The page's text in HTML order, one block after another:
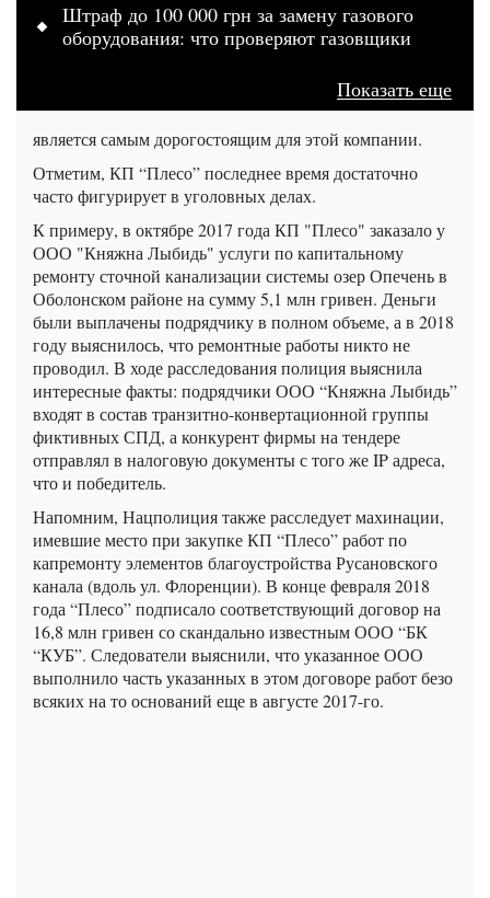
Штраф до 100 000 грн за замену газового
оборудования: что проверяют газовщики
Показать еще
является самым дорогостоящим для этой компании.
Отметим, КП “Плесо” последнее время достаточно
часто фигурирует в уголовных делах.
К примеру, в октябре 2017 года КП "Плесо" заказало у
ООО "Княжна Лыбидь" услуги по капитальному
ремонту сточной канализации системы озер Опечень в
Оболонском районе на сумму 5,1 млн гривен. Деньги
были выплачены подрядчику в полном объеме, а в 2018
году выяснилось, что ремонтные работы никто не
проводил. В ходе расследования полиция выяснила
интересные факты: подрядчики ООО “Княжна Лыбидь”
входят в состав транзитно-конвертационной группы
фиктивных СПД, а конкурент фирмы на тендере
отправлял в налоговую документы с того же IP адреса,
что и победитель.
Напомним, Нацполиция также расследует махинации,
имевшие место при закупке КП “Плесо” работ по
капремонту элементов благоустройства Русановского
канала (вдоль ул. Флоренции). В конце февраля 2018
года “Плесо” подписало соответствующий договор на
16,8 млн гривен со скандально известным ООО “БК
“КУБ”. Следователи выяснили, что указанное ООО
выполнило часть указанных в этом договоре работ безо
всяких на то оснований еще в августе 2017-го.